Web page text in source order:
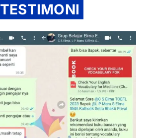
TESTIMONI